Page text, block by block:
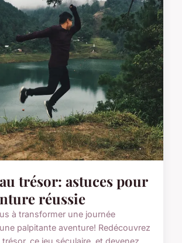
trésor: astuces pour
réussie
à transformer une journée
palpitante aventure! Redécouvrez
ce jeu séculaire, et devenez